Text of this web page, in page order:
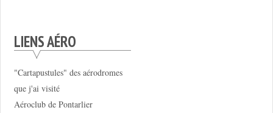
LIENS AÉRO
"Cartapustules" des aérodromes
que j'ai visité
Aéroclub de Pontarlier